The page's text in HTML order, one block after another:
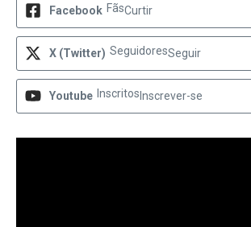
Facebook FãsCurtir
X (Twitter) SeguidoresSeguir
Youtube Inscritos Inscrever-se